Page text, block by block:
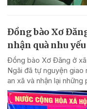
Đồng bào Xơ
nhận quà nhu
Đồng bào Xơ Đăng ở
Ngãi đã tự nguyện giao
an xã và nhận lại những